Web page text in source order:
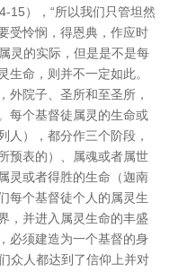
15），“所以我们只管坦然
受怜悯，得恩典，作应时
灵的实际，但是是不是每
生命，则并不一定如此。
外院子、圣所和至圣所，
每个基督徒属灵的生命或
人），都分作三个阶段，
预表的）、属魂或者属世
灵或者得胜的生命（迦南
每个基督徒个人的属灵生
，并进入属灵生命的丰盛
必须建造为一个基督的身
众人都达到了信仰上并对